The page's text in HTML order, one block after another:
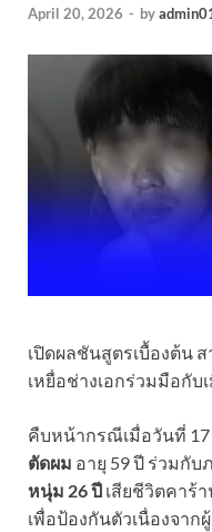
April 20, 2026 - by
เปิดผลชันสูตรเบื้องต้น
เหยื่อช่างเอกร่วมมือกับ
คืบหน้ากรณีเมื่อวันที่ 17
ตัดผม อายุ 59 ปี ร่วมกับ
หนุ่ม 26 ปี เสียชีวิตคาร้
เพื่อป้องกันตัวเนื่องจาก